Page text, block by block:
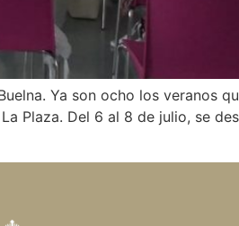
Ya son ocho los veranos
Plaza. Del 6 al 8 de julio, se